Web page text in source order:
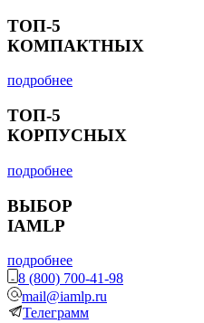
ТОП-5
КОМПАКТНЫХ
подробнее
ТОП-5
КОРПУСНЫХ
подробнее
ВЫБОР
IAMLP
подробнее
8 (800) 700-41-98
mail@iamlp.ru
Телеграмм